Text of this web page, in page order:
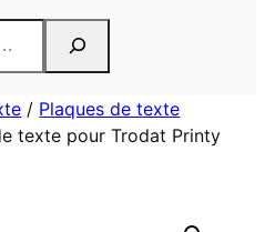
/ Plaques de texte
texte pour Trodat Printy